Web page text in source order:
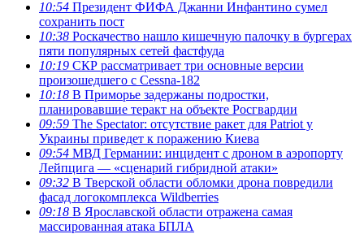
10:54 Президент ФИФА Джанни Инфантино сумел
сохранить пост
10:38 Роскачество нашло кишечную палочку в бургерах
пяти популярных сетей фастфуда
10:19 СКР рассматривает три основные версии
произошедшего с Cessna-182
10:18 В Приморье задержаны подростки,
планировавшие теракт на объекте Росгвардии
09:59 The Spectator: отсутствие ракет для Patriot у
Украины приведет к поражению Киева
09:54 МВД Германии: инцидент с дроном в аэропорту
Лейпцига — «сценарий гибридной атаки»
09:32 В Тверской области обломки дрона повредили
фасад логокомплекса Wildberries
09:18 В Ярославской области отражена самая
массированная атака БПЛА